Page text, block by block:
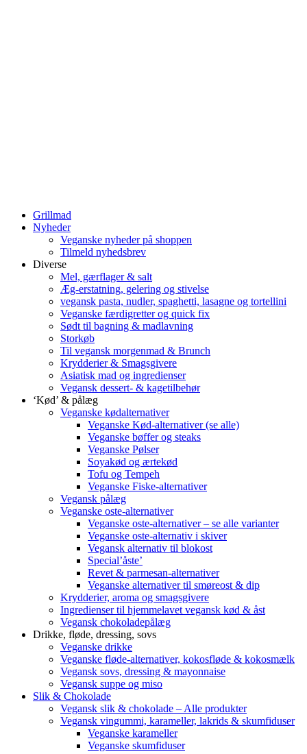
Grillmad
Nyheder
Veganske nyheder på shoppen
Tilmeld nyhedsbrev
Diverse
Mel, gærflager & salt
Æg-erstatning, gelering og stivelse
vegansk pasta, nudler, spaghetti, lasagne og tortellini
Veganske færdigretter og quick fix
Sødt til bagning & madlavning
Storkøb
Til vegansk morgenmad & Brunch
Krydderier & Smagsgivere
Asiatisk mad og ingredienser
Vegansk dessert- & kagetilbehør
‘Kød’ & pålæg
Veganske kødalternativer
Veganske Kød-alternativer (se alle)
Veganske bøffer og steaks
Veganske Pølser
Soyakød og ærtekød
Tofu og Tempeh
Veganske Fiske-alternativer
Vegansk pålæg
Veganske oste-alternativer
Veganske oste-alternativer – se alle varianter
Veganske oste-alternativ i skiver
Vegansk alternativ til blokost
Special’åste’
Revet & parmesan-alternativer
Veganske alternativer til smøreost & dip
Krydderier, aroma og smagsgivere
Ingredienser til hjemmelavet vegansk kød & åst
Vegansk chokoladepålæg
Drikke, fløde, dressing, sovs
Veganske drikke
Veganske fløde-alternativer, kokosfløde & kokosmælk
Vegansk sovs, dressing & mayonnaise
Vegansk suppe og miso
Slik & Chokolade
Vegansk slik & chokolade – Alle produkter
Vegansk vingummi, karameller, lakrids & skumfiduser
Veganske karameller
Veganske skumfiduser